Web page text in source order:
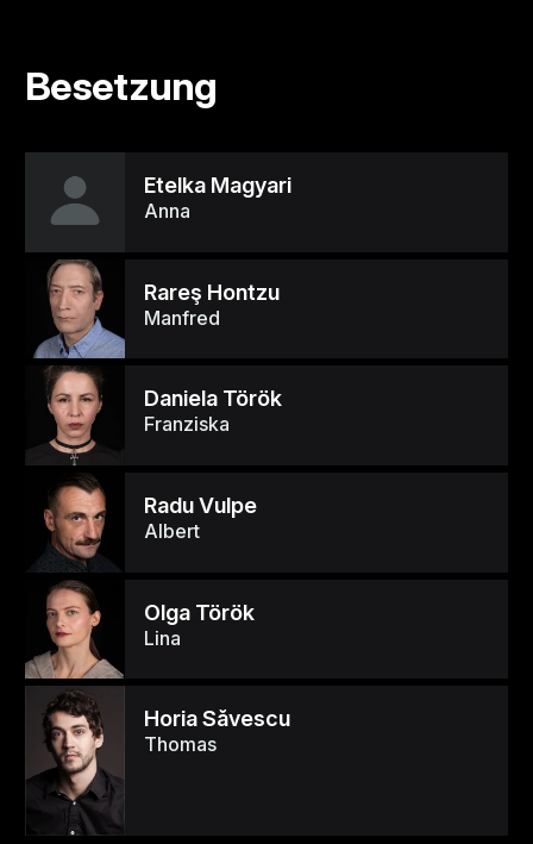
Besetzung
Etelka Magyari
Anna
Rareş Hontzu
Manfred
Daniela Török
Franziska
Radu Vulpe
Albert
Olga Török
Lina
Horia Săvescu
Thomas